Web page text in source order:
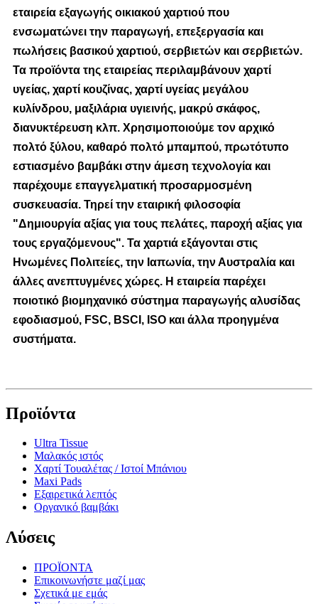
εταιρεία εξαγωγής οικιακού χαρτιού που
ενσωματώνει την παραγωγή, επεξεργασία και
πωλήσεις βασικού χαρτιού, σερβιετών και σερβιετών.
Τα προϊόντα της εταιρείας περιλαμβάνουν χαρτί
υγείας, χαρτί κουζίνας, χαρτί υγείας μεγάλου
κυλίνδρου, μαξιλάρια υγιεινής, μακρύ σκάφος,
διανυκτέρευση κλπ. Χρησιμοποιούμε τον αρχικό
πολτό ξύλου, καθαρό πολτό μπαμπού, πρωτότυπο
εστιασμένο βαμβάκι στην άμεση τεχνολογία και
παρέχουμε επαγγελματική προσαρμοσμένη
συσκευασία. Τηρεί την εταιρική φιλοσοφία
"Δημιουργία αξίας για τους πελάτες, παροχή αξίας για
τους εργαζόμενους". Τα χαρτιά εξάγονται στις
Ηνωμένες Πολιτείες, την Ιαπωνία, την Αυστραλία και
άλλες ανεπτυγμένες χώρες. Η εταιρεία παρέχει
ποιοτικό βιομηχανικό σύστημα παραγωγής αλυσίδας
εφοδιασμού, FSC, BSCI, ISO και άλλα προηγμένα
συστήματα.
Προϊόντα
Ultra Tissue
Μαλακός ιστός
Χαρτί Τουαλέτας / Ιστοί Μπάνιου
Maxi Pads
Εξαιρετικά λεπτός
Οργανικό βαμβάκι
Λύσεις
ΠΡΟΪΟΝΤΑ
Επικοινωνήστε μαζί μας
Σχετικά με εμάς